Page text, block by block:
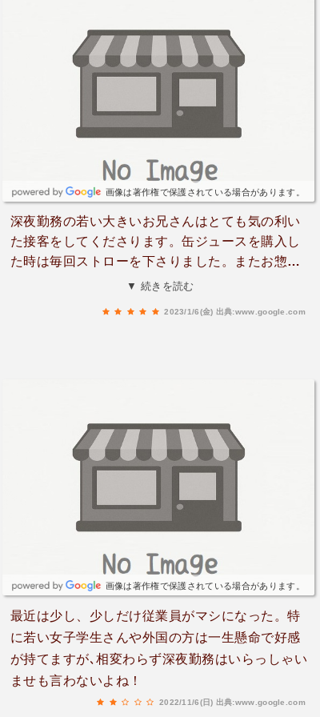
画像は著作権で保護されている場合があります。
深夜勤務の若い大きいお兄さんはとても気の利い
た接客をしてくださります。缶ジュースを購入し
た時は毎回ストローを下さりました。またお惣菜
を購入した時はポリ袋にさっと入れて下さいまし
▼ 続きを読む
2023/1/6(金) 出典:www.google.com
画像は著作権で保護されている場合があります。
最近は少し、少しだけ従業員がマシになった。特
に若い女子学生さんや外国の方は一生懸命で好感
が持てますが､相変わらず深夜勤務はいらっしゃい
ませも言わないよね！
2022/11/6(日) 出典:www.google.com